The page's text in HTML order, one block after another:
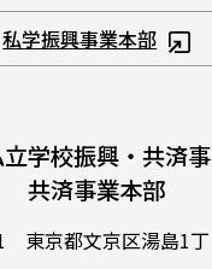
私学振興事業本部
立学校振興・共済
共済事業本部
東京都文京区湯島1